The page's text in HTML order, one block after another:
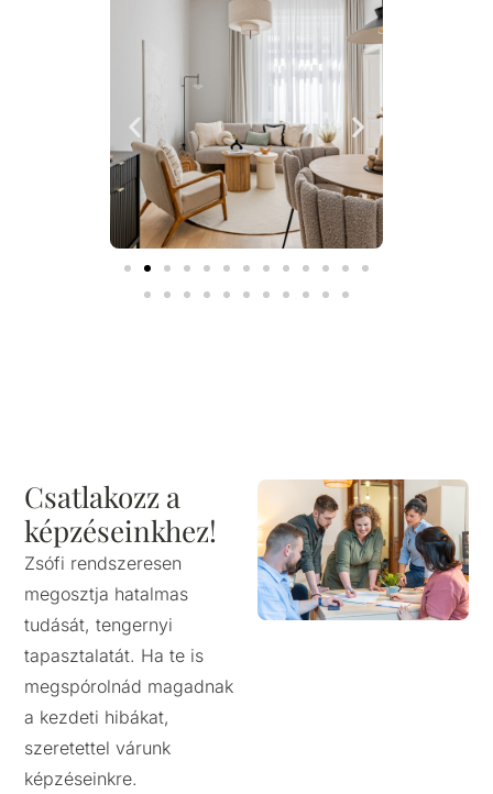
Csatlakozz a
képzéseinkhez!
Zsófi rendszeresen
megosztja hatalmas
tudását, tengernyi
tapasztalatát. Ha te is
megspórolnád magadnak
a kezdeti hibákat,
szeretettel várunk
képzéseinkre.